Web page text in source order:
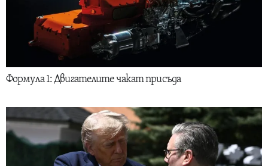
Формула 1: Двигателите чакат присъда